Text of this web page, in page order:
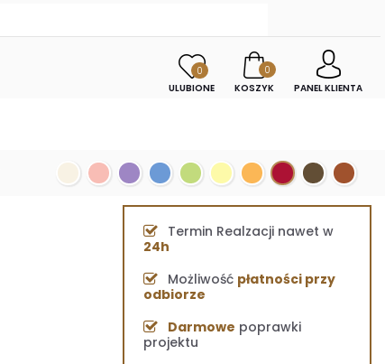
0
ULUBIONE
0
KOSZYK
PANEL KLIENTA
Termin Realzacji nawet w
24h
Możliwość płatności przy
odbiorze
Darmowe poprawki
projektu